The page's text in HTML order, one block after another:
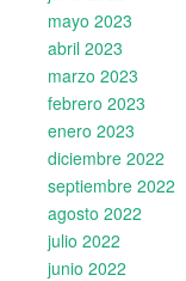
mayo 2023
abril 2023
marzo 2023
febrero 2023
enero 2023
diciembre 2022
septiembre 2022
agosto 2022
julio 2022
junio 2022